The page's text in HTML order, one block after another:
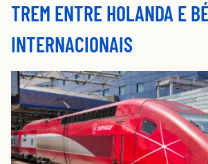
TREM ENTRE HOLANDA E
INTERNACIONAIS